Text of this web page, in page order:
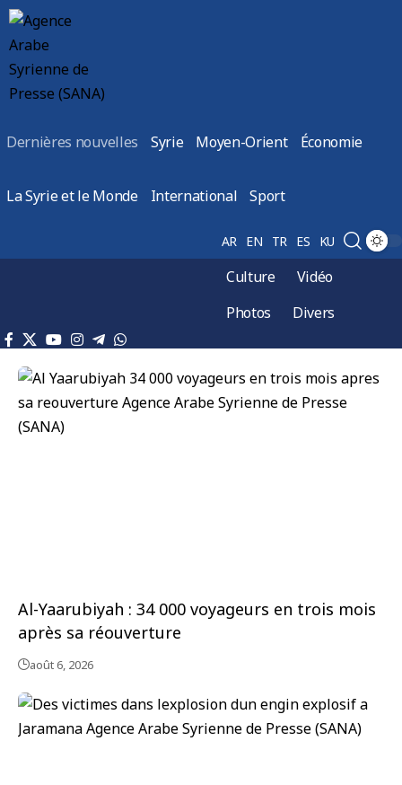
Dernières nouvelles Syrie Moyen-Orient Économie
La Syrie et le Monde International Sport
AR EN TR ES KU
Culture
Vidéo
Photos
Divers
Al-Yaarubiyah : 34 000 voyageurs en trois mois
après sa réouverture
août 6, 2026